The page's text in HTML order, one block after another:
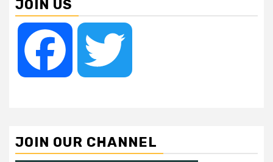
JOIN US
Facebook
JOIN OUR CHANNEL